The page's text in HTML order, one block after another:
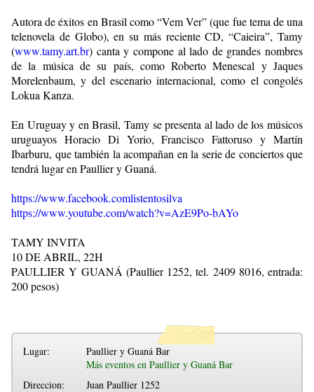
Autora de éxitos en Brasil como “Vem Ver” (que fue tema de una
telenovela de Globo), en su más reciente CD, “Caieira”, Tamy
(www.tamy.art.br) canta y compone al lado de grandes nombres
de la música de su país, como Roberto Menescal y Jaques
Morelenbaum, y del escenario internacional, como el congolés
Lokua Kanza.
En Uruguay y en Brasil, Tamy se presenta al lado de los músicos
uruguayos Horacio Di Yorio, Francisco Fattoruso y Martín
Ibarburu, que también la acompañan en la serie de conciertos que
tendrá lugar en Paullier y Guaná.
https://www.facebook.comlistentosilva
https://www.youtube.com/watch?v=AzE9Po-bAYo
TAMY INVITA
10 DE ABRIL, 22H
PAULLIER Y GUANÁ (Paullier 1252, tel. 2409 8016, entrada:
200 pesos)
Lugar:
Paullier y Guaná Bar
Más eventos en Paullier y Guaná Bar
Direccion:
Juan Paullier 1252